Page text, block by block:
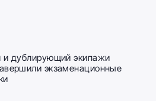
и дублирующий экипажи
экзаменационные